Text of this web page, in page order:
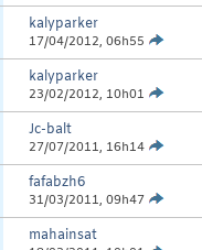
kalyparker
17/04/2012, 06h55
kalyparker
23/02/2012, 10h01
Jc-balt
27/07/2011, 16h14
fafabzh6
31/03/2011, 09h47
mahainsat